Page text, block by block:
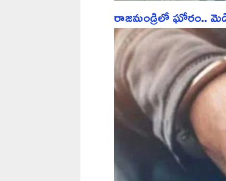
రాజమండ్రిలో ఘోరం..